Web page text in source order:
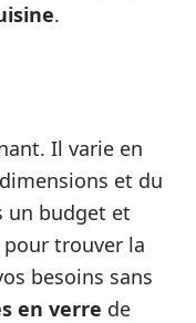
.
Il varie en
et du
un budget et
trouver la
besoins sans
en verre de